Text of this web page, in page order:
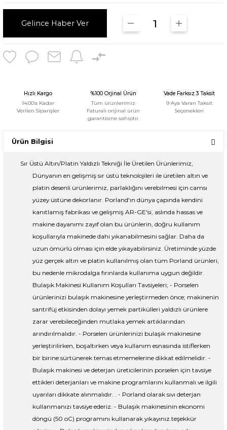
Gelince Haber Ver
Hızlı Kargo
14:00'a Kadar
Verilen Siparişler
%100 Orjinal Ürün
Tüm ürünlerimiz
Faturalı orijinal ürün
garantisine sahiptir.
Vade Farksız 3 Taksit
9 Aya Varan Taksit
Seçenekleri
Ürün Bilgisi
Sır Üstü Altın/Platin Yaldızlı Tekniği İle Üretilen Ürünlerimiz,
Dünyanın en gelişmiş sır üstü teknolojileri ile üretilen altın ve
platin desenli ürünlerimiz, parlaklığını verebilmesi için camsı
yüzey üstüne dekorlanır. Porland'ın dünya çapında kendini
kanıtlamış fabrikası ve gelişmiş AR-GE'si, aslında hassas ve
makine dayanımı zayıf olan bu ürünlerin, doğru kullanım
koşullarıyla makinede dahi yıkanabilmesini sağlar. Daha da
uzun ömürlü olması için elde yıkayabilirsiniz. Üretiminde yüzde
yüz gerçek altın ve platin kullanılmış olan tüm Porland ürünleri,
bu nedenle mikrodalga fırınlarda kullanıma uygun değildir.
Bulaşık Makinesi Kullanım Koşulları Tavsiyeleri; - Porselen
ürünlerinizi bulaşık makinesine yerleştirmeden önce; makinenin
santrifüj etkisinden dolayı yemek partikülleri yaldızlı ürünlere
zarar verebileceğinden mutlaka yemek artıklarından
arındırılmalıdır. - Porselen ürünlerinizi bulaşık makinesine
yerleştirilirken, boşaltırken veya kullanım esnasında istiflerken
bir birine sürtünerek temas etmemelerine dikkat edilmelidir. -
Bulaşık makinesi ve deterjan üreticilerinin porselen için tavsiye
ettikleri deterjanları ve makine programlarını kullanmalı ve ilgili
uyarıları dikkate alınmalıdır. . - Porland olarak sıvı deterjan
kullanmanızı tavsiye ederiz. - Bulaşık makinesinin ekonomi
döngü (50 oC) programını kullanarak yıkayınız.teşekkür